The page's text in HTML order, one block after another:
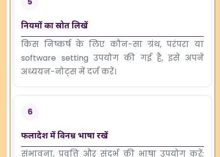
नियमों का स्रोत लिखें
किस निष्कर्ष के लिए कौन-सा ग्रंथ, परंपरा या
software setting उपयोग की गई है, इसे अपने
अध्ययन-नोट्स में दर्ज करें।
6
फलादेश में विनम्र भाषा रखें
संभावना, प्रवृत्ति और संदर्भ की भाषा उपयोग करें;